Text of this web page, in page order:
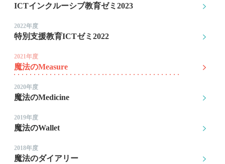
ICTインクルーシブ教育ゼミ2023
2022年度
特別支援教育ICTゼミ2022
2021年度
魔法のMeasure
2020年度
魔法のMedicine
2019年度
魔法のWallet
2018年度
魔法のダイアリー